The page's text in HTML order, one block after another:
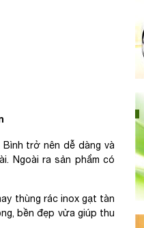
trở nên dễ dàng và
Ngoài ra sản phẩm có
thùng rác inox gạt tàn
bền đẹp vừa giúp thu